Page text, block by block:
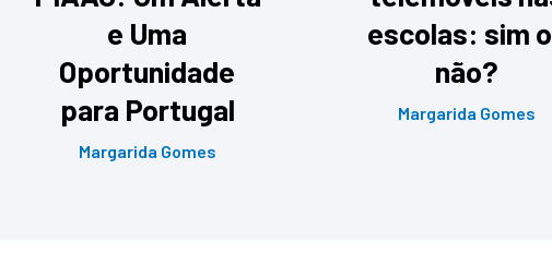
e Uma
Oportunidade
para Portugal
Margarida Gomes
escolas: sim
não?
Margarida Gomes